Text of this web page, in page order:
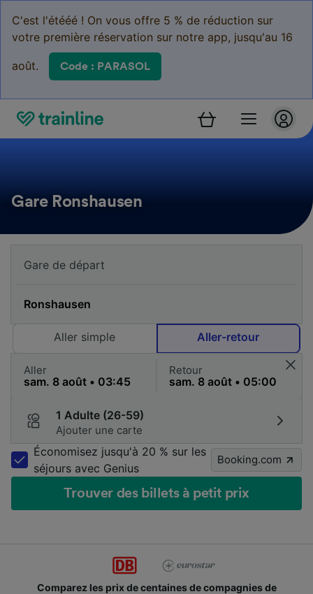
C'est l'étééé ! On vous offre 5 % de réduction sur
votre première réservation sur notre app, jusqu'au 16
août. Code : PARASOL
Gare Ronshausen
Aller simple Aller-retour
Aller Retour
1 Adulte (26-59)
Ajouter une carte
Économisez jusqu'à 20 % sur les
séjours avec Genius
Booking.com
Trouver des billets à petit prix
Comparez les prix de centaines de compagnies de